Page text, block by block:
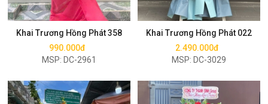
Khai Trương Hồng Phát 358
990.000đ
MSP: DC-2961
Mua ngay
Khai Trương Hồng Phát 022
2.490.000đ
MSP: DC-3029
Mua ngay